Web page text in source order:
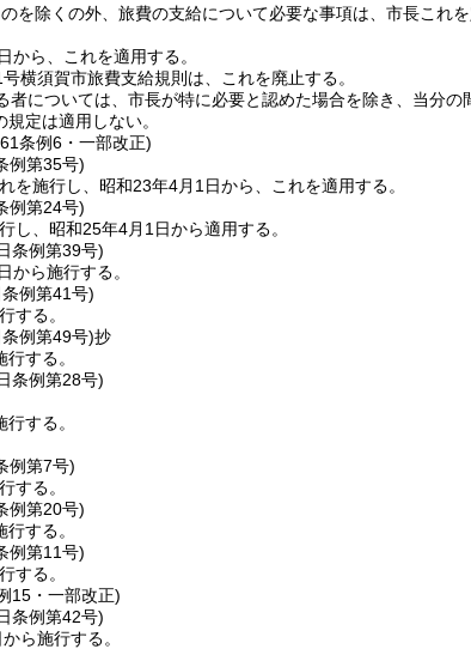
を除くの外、旅費の支給について必要な事項は、市長これを
から、これを適用する。
横須賀市旅費支給規則は、これを廃止する。
については、市長が特に必要と認めた場合を除き、当分の
規定は適用しない。
条例6・一部改正)
例第35号)
を施行し、昭和23年4月1日から、これを適用する。
例第24号)
し、昭和25年4月1日から適用する。
条例第39号)
から施行する。
条例第41号)
する。
条例第49号)抄
する。
条例第28号)
する。
例第7号)
する。
例第20号)
する。
例第11号)
する。
15・一部改正)
条例第42号)
ら施行する。